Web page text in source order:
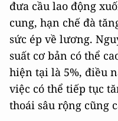
đưa cầu lao động
cung, hạn chế đà
sức ép về lương.
suất cơ bản có thể
hiện tại là 5%, điều
việc có thể tiếp tục
thoái sâu rộng cũng